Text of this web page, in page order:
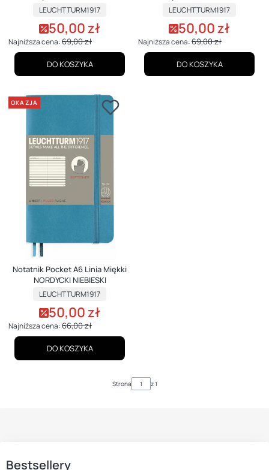
PRODUCENT
LEUCHTTURM1917
Cena promocyjna
50,00 zł
Najniższa cena:69,00 zł
DO KOSZYKA
PRODUCENT
LEUCHTTURM1917
Cena promocyjna
50,00 zł
Najniższa cena:69,00 zł
DO KOSZYKA
OKAZJA
Notatnik Pocket A6 Linia Miękki
NORDYCKI NIEBIESKI
PRODUCENT
LEUCHTTURM1917
Cena promocyjna
50,00 zł
Najniższa cena:66,00 zł
DO KOSZYKA
Strona z 1
Bestsellery